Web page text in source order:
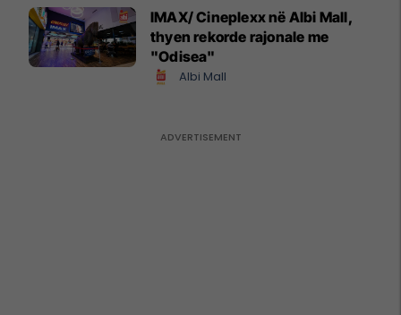
IMAX/ Cineplexx në Albi Mall,
thyen rekorde rajonale me
"Odisea"
Albi Mall